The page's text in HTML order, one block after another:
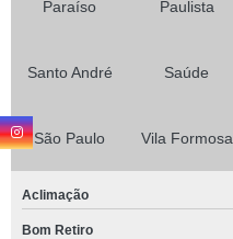
Paraíso Paulista
Santo André Saúde
São Paulo Vila Formosa
Aclimação
Bom Retiro